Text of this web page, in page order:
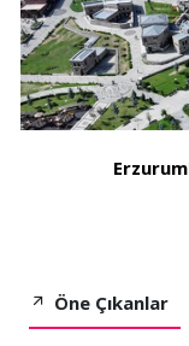
Öne Çıkanlar